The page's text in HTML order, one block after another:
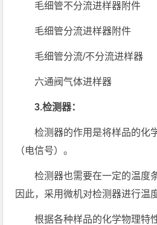
毛细管不分流进样器附件
毛细管分流进样器附件
毛细管分流/不分流进样器
六通阀气体进样器
3.检测器：
检测器的作用是将样品的化
（电信号）。
检测器也需要在一定的温度
因此，采用微机对检测器进行温
根据各种样品的化学物理特